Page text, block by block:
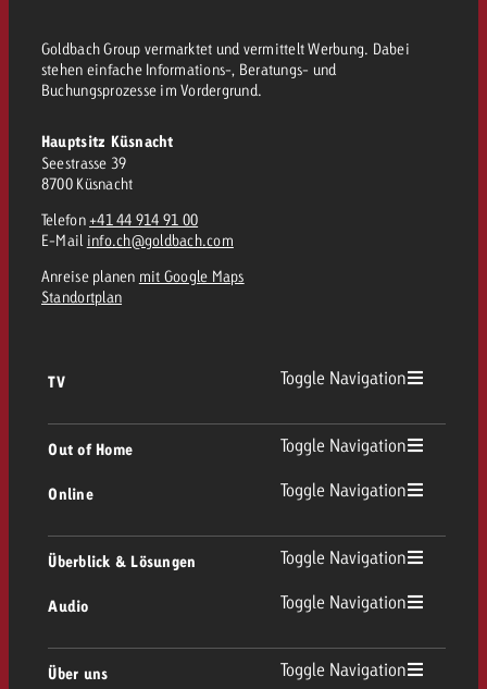
Goldbach Group vermarktet und vermittelt Werbung. Dabei
stehen einfache Informations-, Beratungs- und
Buchungsprozesse im Vordergrund.
Hauptsitz Küsnacht
Seestrasse 39
8700 Küsnacht
Telefon +41 44 914 91 00
E-Mail info.ch@goldbach.com
Anreise planen mit Google Maps
Standortplan
TV Toggle Navigation
Werberichtlinien
Out of Home Toggle Navigation
Out of Home Übersicht
Plakatwerbung
Digital Out of Home
Online Toggle Navigation
Überblick & Lösungen Toggle Navigation
Beratung & Crossmedia
Audio Toggle Navigation
Über uns Toggle Navigation